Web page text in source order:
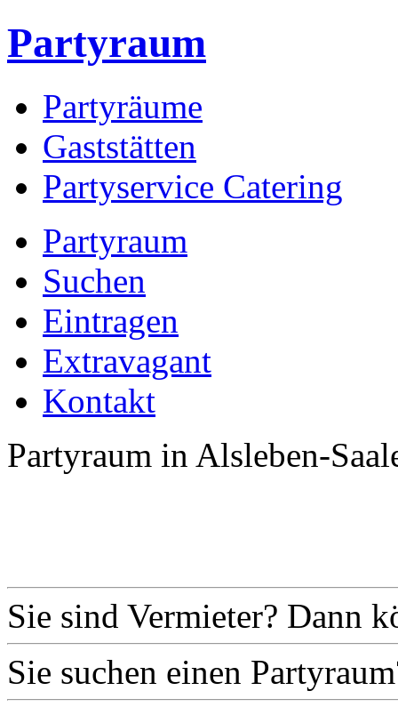
Partyraum
Partyräume
Gaststätten
Partyservice Catering
Partyraum
Suchen
Eintragen
Extravagant
Kontakt
Partyraum in Alsleben-
Sie sind Vermieter? Dann
Sie suchen einen